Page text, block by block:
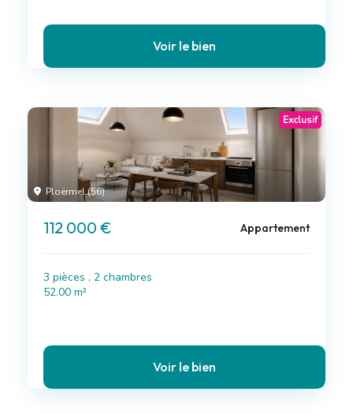
Voir le bien
Ploërmel (56)
Exclusif
112 000 € Appartement
3 pièces , 2 chambres
52.00 m²
Voir le bien